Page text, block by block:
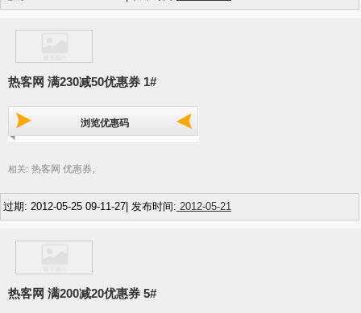
热客网 满230减50优惠券 1#
浏览优惠码
相关: 热客网 优惠券
过期: 2012-05-25 09-11-27| 发布时间: 2012-05-21
热客网 满200减20优惠券 5#